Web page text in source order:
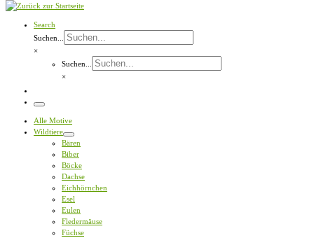
Search
Suchen...
×
Suchen...
×
Menü
Alle Motive
Wildtiere
Bären
Biber
Böcke
Dachse
Eichhörnchen
Esel
Eulen
Fledermäuse
Füchse